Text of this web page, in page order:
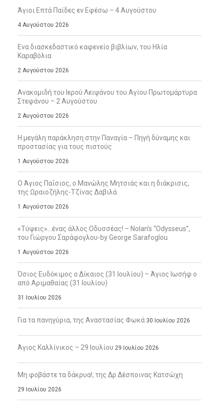
Άγιοι Επτά Παίδες εν Εφέσω – 4 Αυγούστου
4 Αυγούστου 2026
Ενα διασκεδαστικό καφενείο βιβλίων, του Ηλία
Καραβόλια
2 Αυγούστου 2026
Ανακομιδή του Ιερού Λειψάνου του Αγίου Πρωτομάρτυρα
Στεφάνου – 2 Αυγούστου
2 Αυγούστου 2026
Η μεγάλη παράκληση στην Παναγία – Πηγή δύναμης και
προστασίας για τους πιστούς
1 Αυγούστου 2026
Ο Άγιος Παΐσιος, ο Μανώλης Μητσιάς και η διάκρισις,
της Ωραιοζήλης-Τζίνας Δαβιλά
1 Αυγούστου 2026
«Τύψεις»…ένας άλλος Οδυσσέας! – Nolan’s “Odysseus”,
του Γιώργου Σαράφογλου-by George Sarafoglou
1 Αυγούστου 2026
Όσιος Ευδόκιμος ο Δίκαιος (31 Ιουλίου) – Άγιος Ιωσήφ ο
από Αριμαθαίας (31 Ιουλίου)
31 Ιουλίου 2026
Για τα πανηγύρια, της Αναστασίας Φωκά 30 Ιουλίου 2026
Άγιος Καλλίνικος – 29 Ιουλίου 29 Ιουλίου 2026
Μη φοβάστε τα δάκρυα!, της Δρ Δέσποινας Κατσώχη
29 Ιουλίου 2026